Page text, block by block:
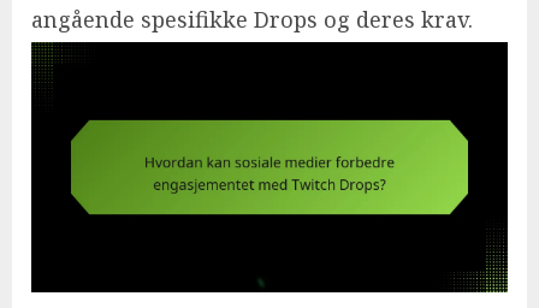
angående spesifikke Drops og deres krav.